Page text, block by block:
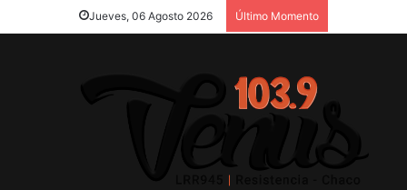
Jueves, 06 Agosto 2026 Último Momento